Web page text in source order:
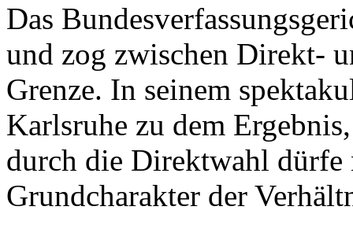
Das
und zog zwischen Direkt-
Grenze. In seinem
Karlsruhe zu dem
durch die Direktwahl
Grundcharakter der